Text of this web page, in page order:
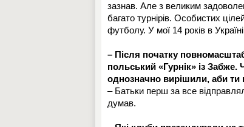
зазнав. Але з великим
багато турнірів. Особистих
футболу. У мої 14 років в
– Після початку
польський «Гурнік» із Забже.
однозначно вирішили, аби
– Батьки перш за все
думав.